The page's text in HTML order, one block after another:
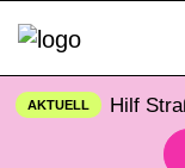
AKTUELL Hilf